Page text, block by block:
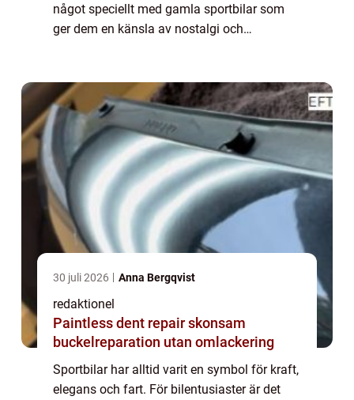
något speciellt med gamla sportbilar som
ger dem en känsla av nostalgi och
30 juli 2026 Anna Bergqvist
redaktionel
Paintless dent repair skonsam
buckelreparation utan omlackering
Sportbilar har alltid varit en symbol för kraft,
elegans och fart. För bilentusiaster är det